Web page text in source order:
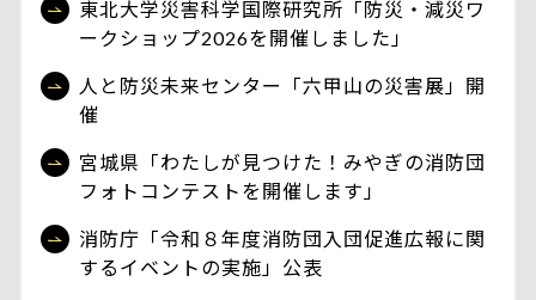
東北大学災害科学国際研究所「防災・減災ワ
ークショップ2026を開催しました」
人と防災未来センター「六甲山の災害展」開
催
宮城県「わたしが見つけた！みやぎの消防団
フォトコンテストを開催します」
消防庁「令和８年度消防団入団促進広報に関
するイベントの実施」公表